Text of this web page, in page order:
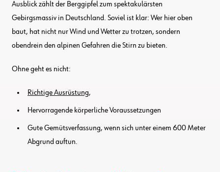
Ausblick zählt der Berggipfel zum spektakulärsten
Gebirgsmassiv in Deutschland. Soviel ist klar: Wer hier oben
baut, hat nicht nur Wind und Wetter zu trotzen, sondern
obendrein den alpinen Gefahren die Stirn zu bieten.
Ohne geht es nicht:
Richtige Ausrüstung,
Hervorragende körperliche Voraussetzungen
Gute Gemütsverfassung, wenn sich unter einem 600 Meter
Abgrund auftun.